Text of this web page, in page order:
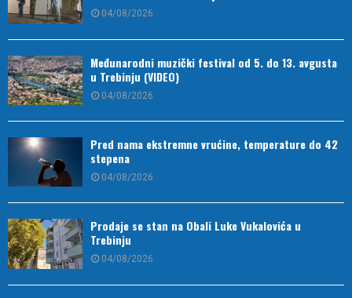
04/08/2026
Međunarodni muzički festival od 5. do 13. avgusta
u Trebinju (VIDEO)
04/08/2026
Pred nama ekstremne vrućine, temperature do 42
stepena
04/08/2026
Prodaje se stan na Obali Luke Vukalovića u
Trebinju
04/08/2026